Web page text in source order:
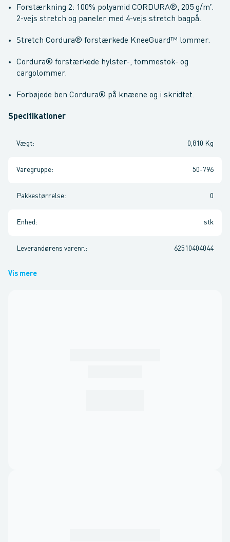
Forstærkning 2: 100% polyamid CORDURA®, 205 g/m².
2-vejs stretch og paneler med 4-vejs stretch bagpå.
Stretch Cordura® forstærkede KneeGuard™ lommer.
Cordura® forstærkede hylster-, tommestok- og
cargolommer.
Forbøjede ben Cordura® på knæene og i skridtet.
Specifikationer
Vægt: 0,810 Kg
Varegruppe: 50-796
Pakkestørrelse: 0
Enhed : stk
Leverandørens varenr. : 62510404044
Vis mere